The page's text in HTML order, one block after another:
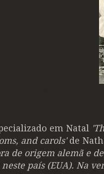
em Natal '
and carols'de
de origem alemã e
país (EUA). Na